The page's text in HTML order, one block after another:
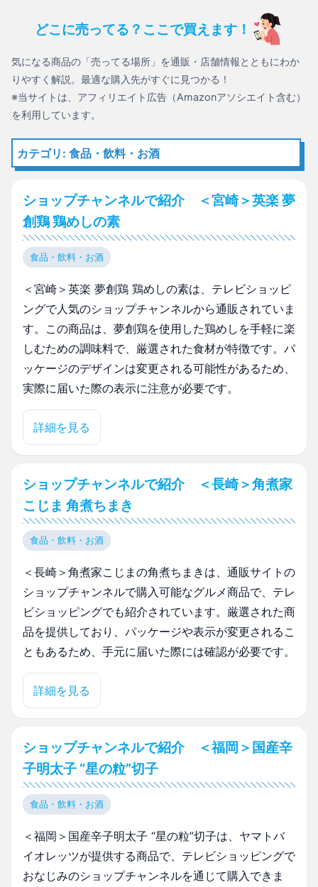
どこに売ってる？ここで買えます！
気になる商品の「売ってる場所」を通販・店舗情報とともにわか
りやすく解説。最適な購入先がすぐに見つかる！
※当サイトは、アフィリエイト広告（Amazonアソシエイト含む）
を利用しています。
カテゴリ: 食品・飲料・お酒
ショップチャンネルで紹介 ＜宮崎＞英楽 夢
創鶏 鶏めしの素
食品・飲料・お酒
＜宮崎＞英楽 夢創鶏 鶏めしの素は、テレビショッピ
ングで人気のショップチャンネルから通販されていま
す。この商品は、夢創鶏を使用した鶏めしを手軽に楽
しむための調味料で、厳選された食材が特徴です。パ
ッケージのデザインは変更される可能性があるため、
実際に届いた際の表示に注意が必要です。
詳細を見る
ショップチャンネルで紹介 ＜長崎＞角煮家
こじま 角煮ちまき
食品・飲料・お酒
＜長崎＞角煮家こじまの角煮ちまきは、通販サイトの
ショップチャンネルで購入可能なグルメ商品で、テレ
ビショッピングでも紹介されています。厳選された商
品を提供しており、パッケージや表示が変更されるこ
ともあるため、手元に届いた際には確認が必要です。
詳細を見る
ショップチャンネルで紹介 ＜福岡＞国産辛
子明太子 “星の粒”切子
食品・飲料・お酒
＜福岡＞国産辛子明太子 “星の粒”切子は、ヤマトバ
イオレッツが提供する商品で、テレビショッピングで
おなじみのショップチャンネルを通じて購入できま